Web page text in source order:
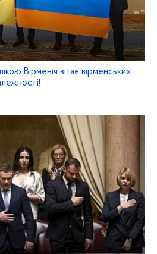
Вірменія вітає вірменських